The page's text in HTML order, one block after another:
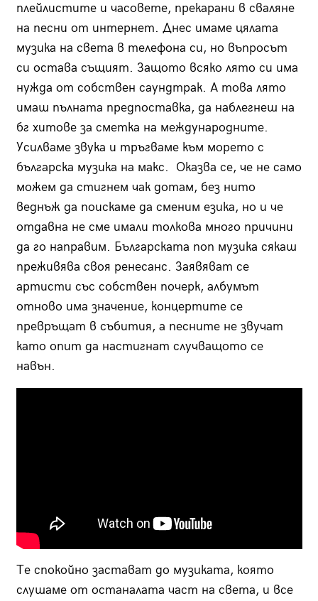
плейлистите и часовете, прекарани в сваляне
на песни от интернет. Днес имаме цялата
музика на света в телефона си, но въпросът
си остава същият. Защото всяко лято си има
нужда от собствен саундтрак. А това лято
имаш пълната предпоставка, да наблегнеш на
бг хитове за сметка на международните.
Усилваме звука и тръгваме към морето с
българска музика на макс. Оказва се, че не само
можем да стигнем чак дотам, без нито
веднъж да поискаме да сменим езика, но и че
отдавна не сме имали толкова много причини
да го направим. Българската поп музика сякаш
преживява своя ренесанс. Заявяват се
артисти със собствен почерк, албумът
отново има значение, концертите се
превръщат в събития, а песните не звучат
като опит да настигнат случващото се
навън.
Те спокойно застават до музиката, която
слушаме от останалата част на света, и все